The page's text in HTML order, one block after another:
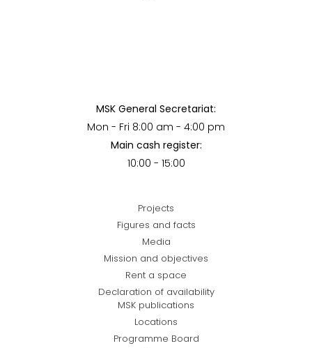
MSK General Secretariat:
Mon - Fri 8:00 am - 4:00 pm
Main cash register:
10:00 - 15:00
Projects
Figures and facts
Media
Mission and objectives
Rent a space
Declaration of availability
MSK publications
Locations
Programme Board